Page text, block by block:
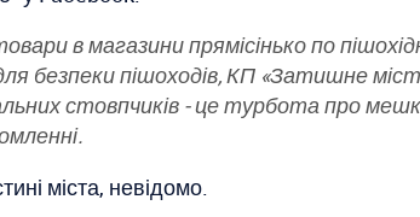
в магазини прямісінько по
безпеки пішоходів, КП «Затишне
стовпчиків - це турбота про
міста, невідомо.